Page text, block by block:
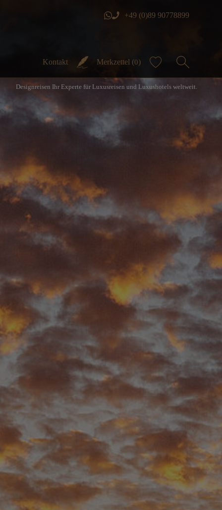
+49 (0)89 90778899
Kontakt Merkzettel (0)
Designreisen Ihr Experte für Luxusreisen und Luxushotels weltweit.